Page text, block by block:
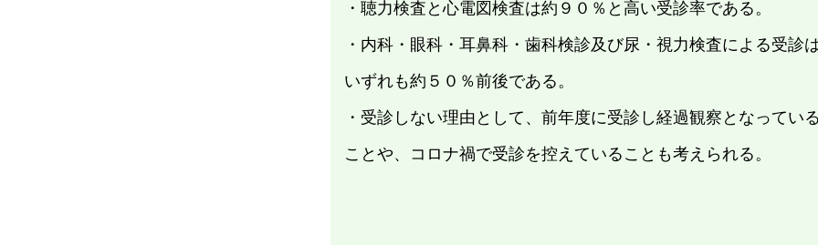
・聴力検査と心電図検査は約９０％と高い受診率である。
・内科・眼科・耳鼻科・歯科検診及び尿・視力検査による受診は
いずれも約５０％前後である。
・受診しない理由として、前年度に受診し経過観察となっている
ことや、コロナ禍で受診を控えていることも考えられる。